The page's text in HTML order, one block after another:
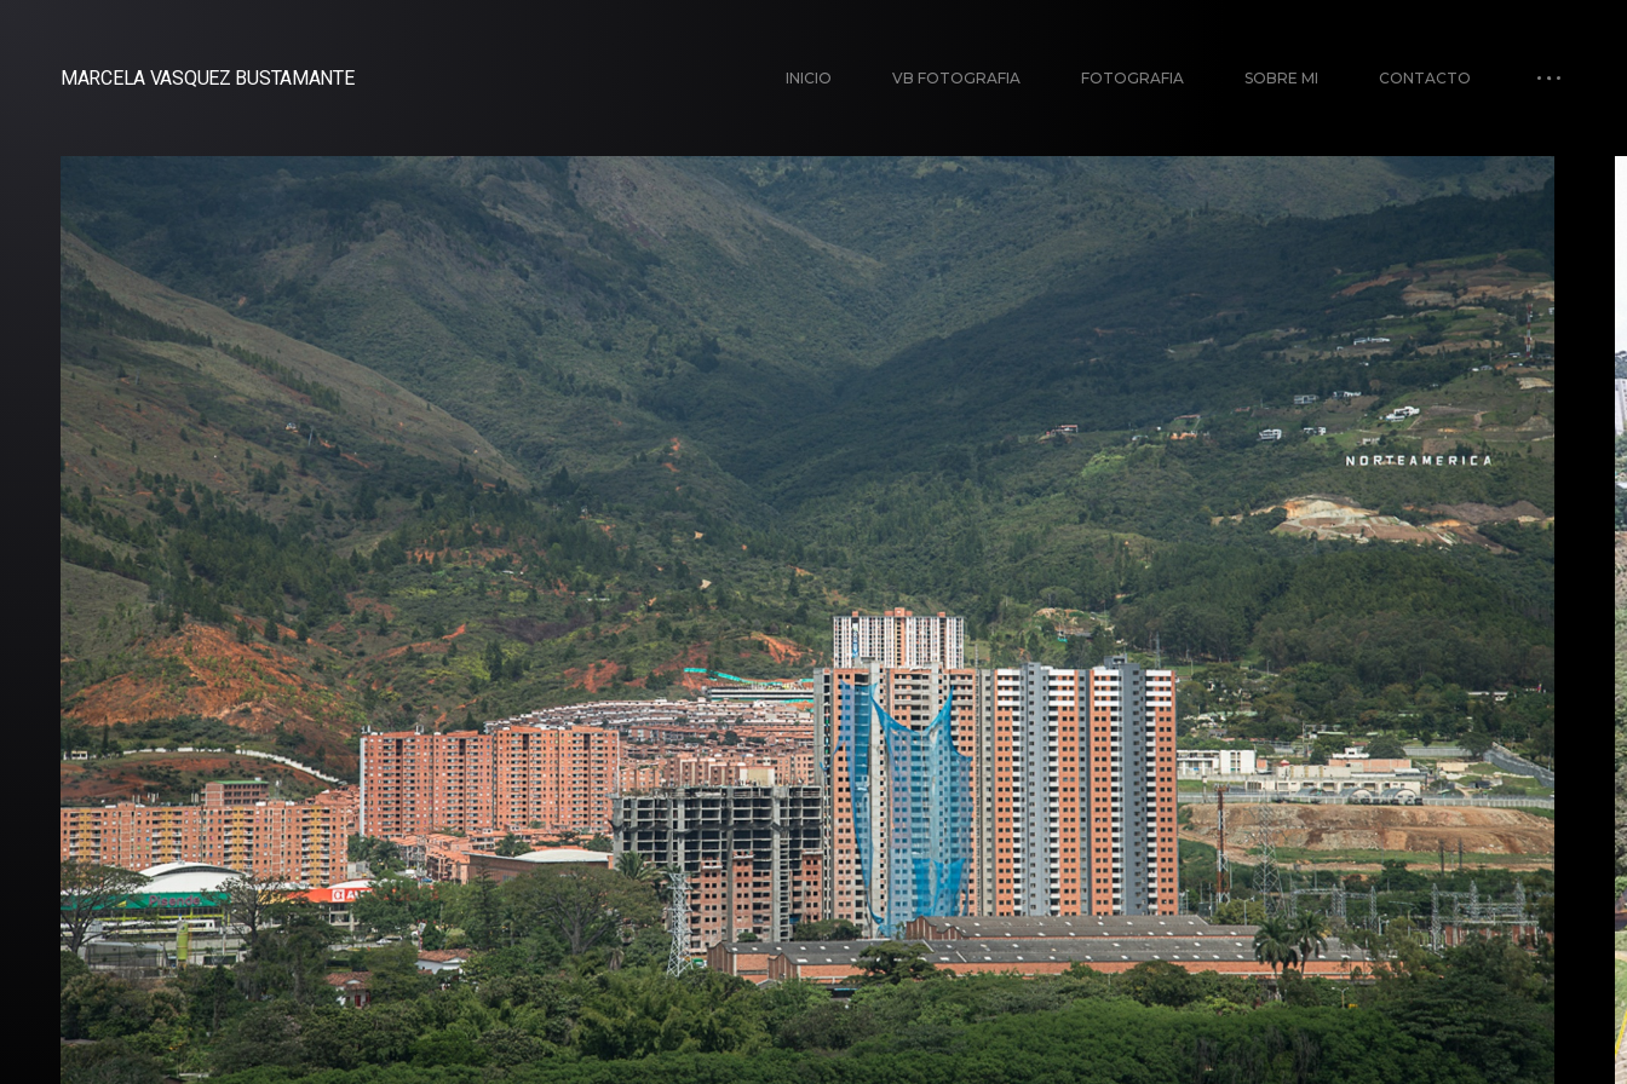
MARCELA VASQUEZ BUSTAMANTE INICIO VB FOTOGRAFIA FOTOGRAFIA SOBRE MI CONTACTO